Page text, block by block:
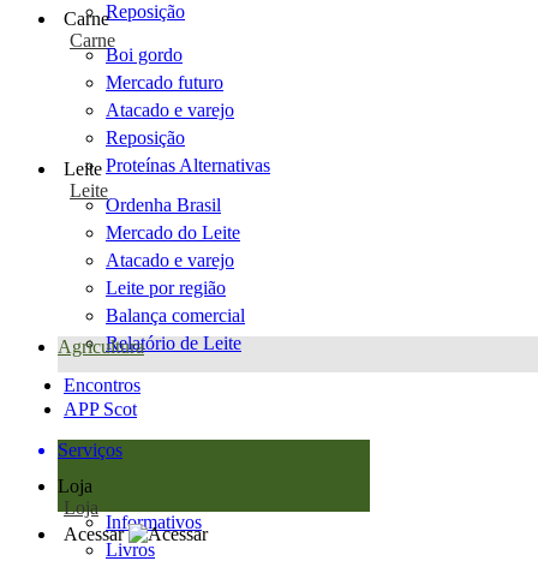
Reposição
Carne
Carne
Boi gordo
Mercado futuro
Atacado e varejo
Reposição
Proteínas Alternativas
Leite
Leite
Ordenha Brasil
Mercado do Leite
Atacado e varejo
Leite por região
Balança comercial
Relatório de Leite
Agricultura
Encontros
APP Scot
Serviços
Loja
Loja
Informativos
Livros
Acessar